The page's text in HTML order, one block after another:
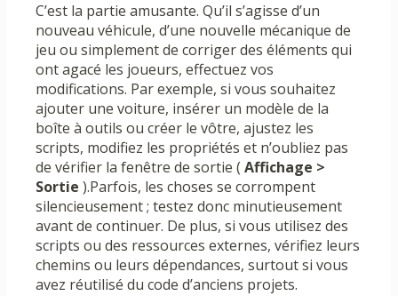
C’est la partie amusante. Qu’il s’agisse d’un
nouveau véhicule, d’une nouvelle mécanique de
jeu ou simplement de corriger des éléments qui
ont agacé les joueurs, effectuez vos
modifications. Par exemple, si vous souhaitez
ajouter une voiture, insérer un modèle de la
boîte à outils ou créer le vôtre, ajustez les
scripts, modifiez les propriétés et n’oubliez pas
de vérifier la fenêtre de sortie ( Affichage >
Sortie ).Parfois, les choses se corrompent
silencieusement ; testez donc minutieusement
avant de continuer. De plus, si vous utilisez des
scripts ou des ressources externes, vérifiez leurs
chemins ou leurs dépendances, surtout si vous
avez réutilisé du code d’anciens projets.